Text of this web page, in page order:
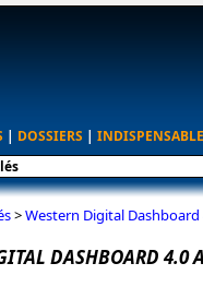
| DOSSIERS |
>Western Digital
DASHBOARD 4.0